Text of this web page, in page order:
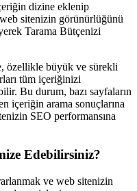
dizine eklenip
sitenizin görünürlüğünü
Tarama Bütçenizi
özellikle büyük ve sürekli
tüm içeriğinizi
Bu durum, bazı sayfaların
içeriğin arama sonuçlarına
SEO performansına
Edebilirsiniz?
ve web sitenizin